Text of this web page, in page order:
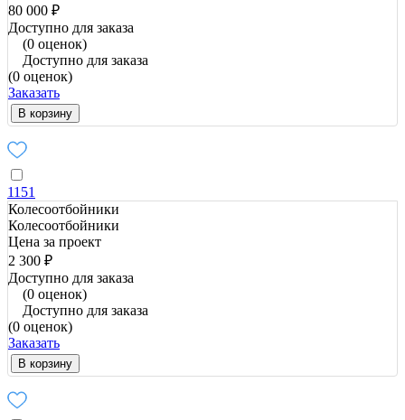
80 000 ₽
Доступно для заказа
(0 оценок)
Доступно для заказа
(0 оценок)
Заказать
В корзину
1151
Колесоотбойники
Колесоотбойники
Цена за проект
2 300 ₽
Доступно для заказа
(0 оценок)
Доступно для заказа
(0 оценок)
Заказать
В корзину